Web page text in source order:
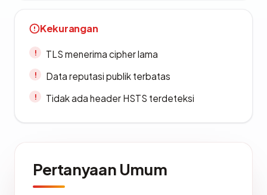
Kekurangan
TLS menerima cipher lama
Data reputasi publik terbatas
Tidak ada header HSTS terdeteksi
Pertanyaan Umum